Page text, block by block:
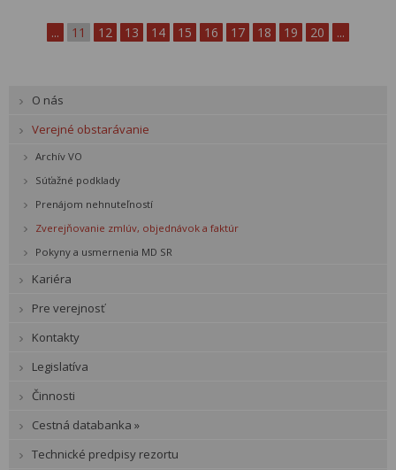
... 11 12 13 14 15 16 17 18 19 20 ...
O nás
Verejné obstarávanie
Archív VO
Súťažné podklady
Prenájom nehnuteľností
Zverejňovanie zmlúv, objednávok a faktúr
Pokyny a usmernenia MD SR
Kariéra
Pre verejnosť
Kontakty
Legislatíva
Činnosti
Cestná databanka »
Technické predpisy rezortu